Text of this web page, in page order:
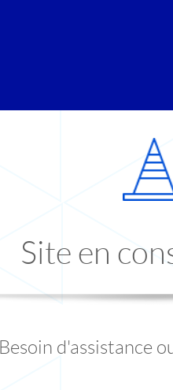
Site en
Besoin d'assistance